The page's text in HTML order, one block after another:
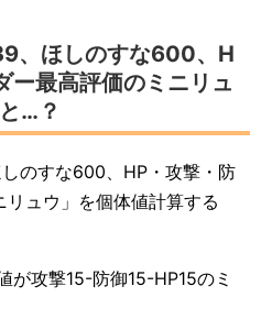
、ほしのすな600、H
ー最高評価のミニリュ
…？
のすな600、HP・攻撃・防
ュウ」を個体値計算する
が攻撃15-防御15-HP15のミ